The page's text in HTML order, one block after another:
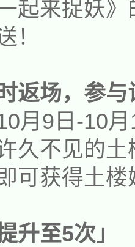
起来捉妖
！
返场，参
0月 9 日-10月
久不见的土
可获得土楼
升至5次」